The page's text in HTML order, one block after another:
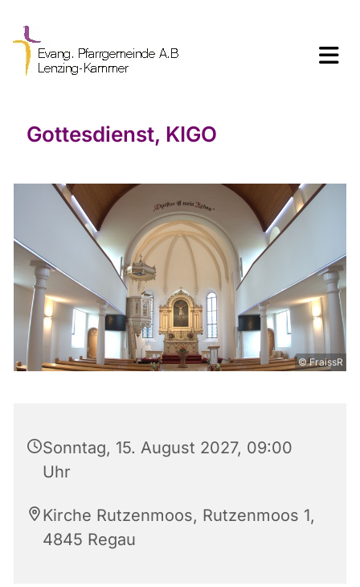
Gottesdienst, KIGO
© FraissR
Sonntag, 15. August 2027, 09:00
Uhr
Kirche Rutzenmoos, Rutzenmoos 1,
4845 Regau